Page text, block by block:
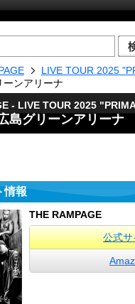
LIVE TOUR 2025
ンアリーナ
- LIVE TOUR 2025
島グリーンアリーナ
情報
THE RAMPAGE
公式サ